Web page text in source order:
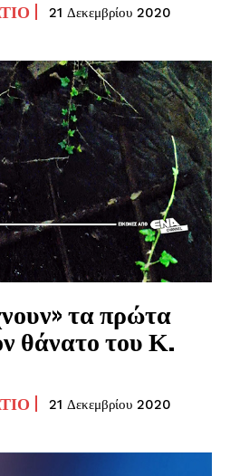
21 Δεκεμβρίου 2020
τα πρώτα
θάνατο του Κ.
21 Δεκεμβρίου 2020